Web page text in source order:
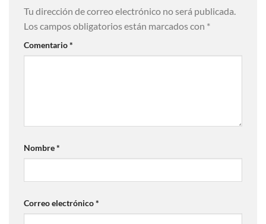
Tu dirección de correo electrónico no será publicada.
Los campos obligatorios están marcados con *
Comentario*
Nombre*
Correo electrónico*